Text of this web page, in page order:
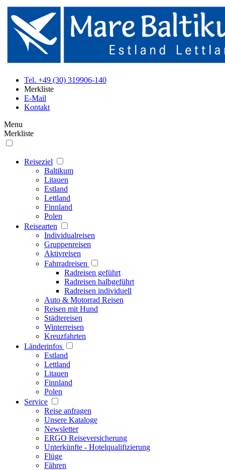
Tel. +49 (30) 319906-140
Merkliste
E-Mail
Kontakt
Menu
Merkliste
Reiseziel
Baltikum
Litauen
Estland
Lettland
Finnland
Polen
Reisearten
Individualreisen
Gruppenreisen
Aktivreisen
Fahrradreisen
Radreisen geführt
Radreisen halbgeführt
Radreisen individuell
Auto & Motorrad Reisen
Reisen mit Hund
Städtereisen
Winterreisen
Kreuzfahrten
Länderinfos
Estland
Lettland
Litauen
Finnland
Polen
Service
Reise anfragen
Unsere Kataloge
Newsletter
ERGO Reiseversicherung
Unterkünfte - Hotelqualifizierung
Flüge
Fähren